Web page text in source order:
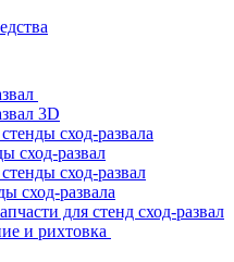
3D
сход-развала
сход-развал
сход-развал
сход-развала
для стенд сход-развал
и рихтовка